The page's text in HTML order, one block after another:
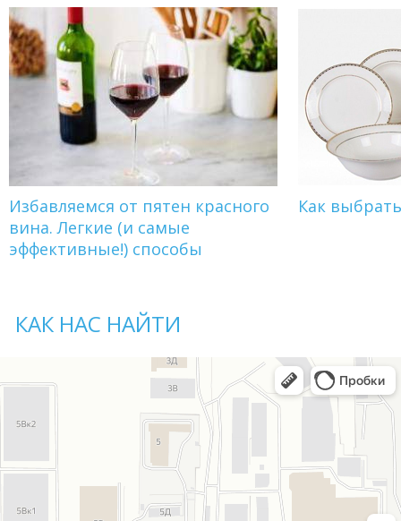
Избавляемся от пятен красного
вина. Легкие (и самые
эффективные!) способы
Как
КАК НАС НАЙТИ